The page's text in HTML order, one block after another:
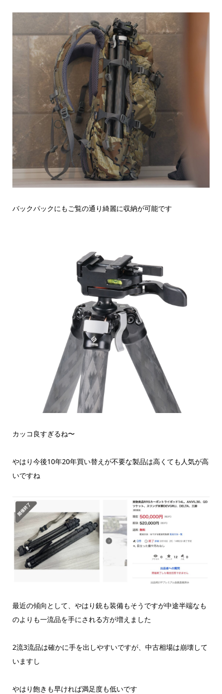
バックパックにもご覧の通り綺麗に収納が可能です
カッコ良すぎるね〜
やはり今後10年20年買い替えが不要な製品は高くても人気が高
いですね
最近の傾向として、やはり銃も装備もそうですが中途半端なも
のよりも一流品を手にされる方が増えました
2流3流品は確かに手を出しやすいですが、中古相場は崩壊して
いますし
やはり飽きも早ければ満足度も低いです